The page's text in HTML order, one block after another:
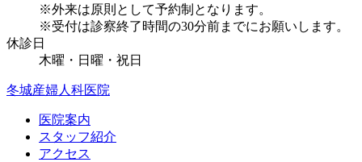
※外来は原則として予約制となります。
※受付は診察終了時間の30分前までにお願いします。
休診日
木曜・日曜・祝日
冬城産婦人科医院
医院案内
スタッフ紹介
アクセス